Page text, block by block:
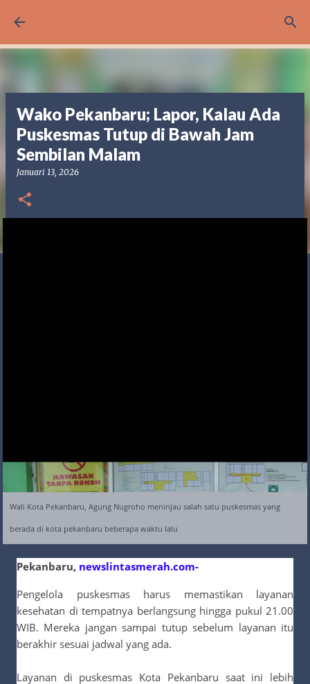
Wako Pekanbaru; Lapor, Kalau Ada
Puskesmas Tutup di Bawah Jam
Sembilan Malam
Januari 13, 2026
Wali Kota Pekanbaru, Agung Nugroho meninjau salah satu puskesmas yang
berada di kota pekanbaru beberapa waktu lalu
Pekanbaru, newslintasmerah.com-
Pengelola puskesmas harus memastikan layanan
kesehatan di tempatnya berlangsung hingga pukul 21.00
WIB. Mereka jangan sampai tutup sebelum layanan itu
berakhir sesuai jadwal yang ada.
Layanan di puskesmas Kota Pekanbaru saat ini lebih